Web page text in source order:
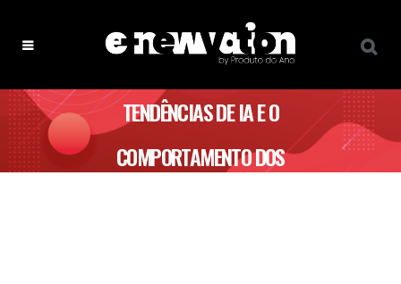
TENDÊNCIAS DE IA E O
COMPORTAMENTO DOS